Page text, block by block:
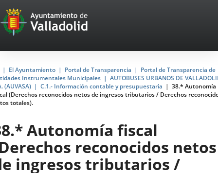
Portal
Web
del
Ayuntamiento
de
Valladolid
El Ayuntamiento Portal de Transparencia
Portal de Transparencia de
Instrumentales Municipales
AUTOBUSES URBANOS DE
(AUVASA)
C.1.- Información contable y presupuestaria
38.* Autonomía
(Derechos reconocidos netos de ingresos tributarios / Derechos
totales).
Autonomía fiscal
reconocidos netos
ingresos tributarios /